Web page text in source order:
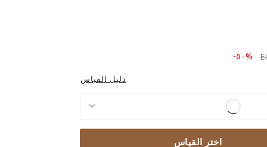
Priceto ١,٣٧٩.٠٠ EGP%٥٠-
دليل القياس
اختر القياس